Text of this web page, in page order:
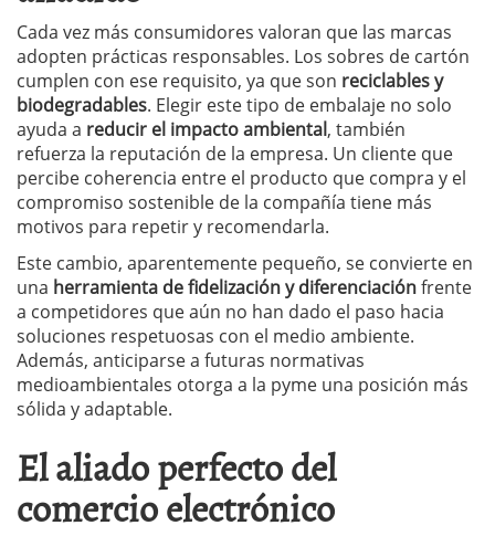
Cada vez más consumidores valoran que las marcas
adopten prácticas responsables. Los sobres de cartón
cumplen con ese requisito, ya que son reciclables y
biodegradables. Elegir este tipo de embalaje no solo
ayuda a reducir el impacto ambiental, también
refuerza la reputación de la empresa. Un cliente que
percibe coherencia entre el producto que compra y el
compromiso sostenible de la compañía tiene más
motivos para repetir y recomendarla.
Este cambio, aparentemente pequeño, se convierte en
una herramienta de fidelización y diferenciaciónfrente
a competidores que aún no han dado el paso hacia
soluciones respetuosas con el medio ambiente.
Además, anticiparse a futuras normativas
medioambientales otorga a la pyme una posición más
sólida y adaptable.
El aliado perfecto del
comercio electrónico